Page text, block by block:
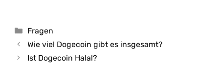
Kategorien
Fragen
Wie viel Dogecoin gibt es insgesamt?
Ist Dogecoin Halal?